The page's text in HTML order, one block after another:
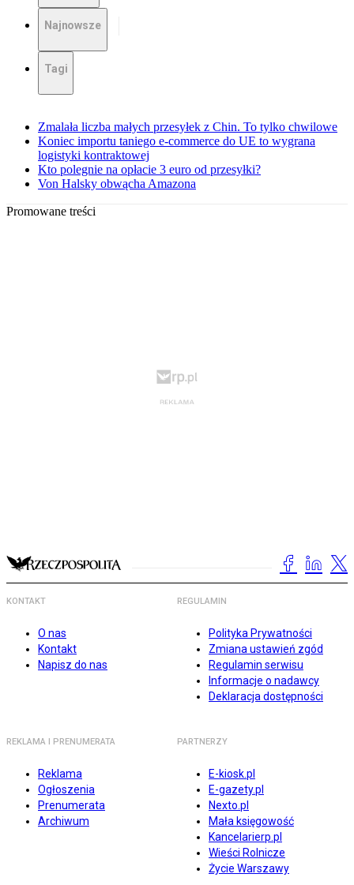
Najnowsze
Tagi
Zmalała liczba małych przesyłek z Chin. To tylko chwilowe
Koniec importu taniego e-commerce do UE to wygrana
logistyki kontraktowej
Kto polegnie na opłacie 3 euro od przesyłki?
Von Halsky obwącha Amazona
Promowane treści
KONTAKT
O nas
Kontakt
Napisz do nas
REGULAMIN
Polityka Prywatności
Zmiana ustawień zgód
Regulamin serwisu
Informacje o nadawcy
Deklaracja dostępności
REKLAMA I PRENUMERATA
Reklama
Ogłoszenia
Prenumerata
Archiwum
PARTNERZY
E-kiosk.pl
E-gazety.pl
Nexto.pl
Mała księgowość
Kancelarierp.pl
Wieści Rolnicze
Życie Warszawy